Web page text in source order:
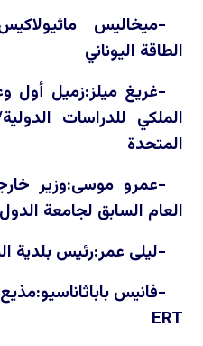
-ميخاليس
الطاقة اليوناني
-غريغ ميلز:زميل أول
الملكي للدراسات
المتحدة
-عمرو موسى:وزير
العام السابق لجامعة
-ليلى عمر:رئيس بلدية
-فانيس
ERT